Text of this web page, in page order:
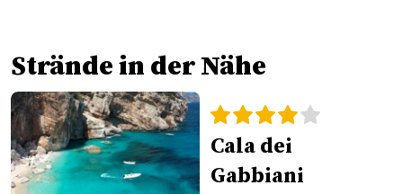
Strände in der Nähe
Cala dei
Gabbiani